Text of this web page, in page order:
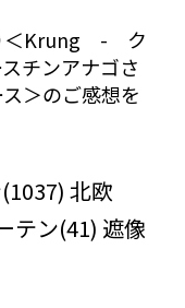
＜Krung - ク
チンアナゴさ
＞のご感想を
北欧
テン(41) 遮像